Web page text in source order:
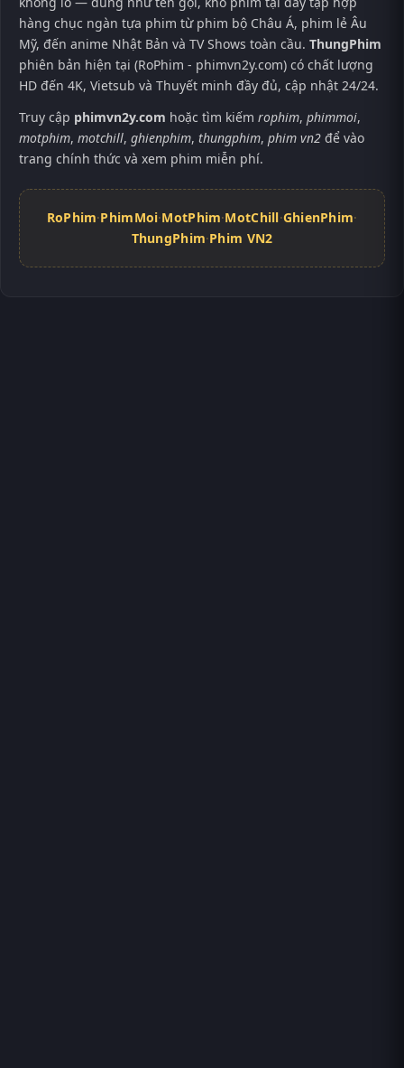
hàng chục ngàn tựa phim từ phim bộ Châu Á, phim lẻ Âu
Mỹ, đến anime Nhật Bản và TV Shows toàn cầu. ThungPhim
phiên bản hiện tại (RoPhim - phimvn2y.com) có chất lượng
HD đến 4K, Vietsub và Thuyết minh đầy đủ, cập nhật 24/24.
Truy cập phimvn2y.com hoặc tìm kiếm rophim, phimmoi,
motphim, motchill, ghienphim, thungphim, phim vn2 để vào
trang chính thức và xem phim miễn phí.
RoPhim·PhimMoi·MotPhim·MotChill·GhienPhim·
ThungPhim·Phim VN2